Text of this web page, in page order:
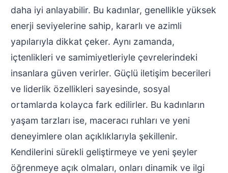
daha iyi anlayabilir. Bu kadınlar, genellikle yüksek
enerji seviyelerine sahip, kararlı ve azimli
yapılarıyla dikkat çeker. Aynı zamanda,
içtenlikleri ve samimiyetleriyle çevrelerindeki
insanlara güven verirler. Güçlü iletişim becerileri
ve liderlik özellikleri sayesinde, sosyal
ortamlarda kolayca fark edilirler. Bu kadınların
yaşam tarzları ise, maceracı ruhları ve yeni
deneyimlere olan açıklıklarıyla şekillenir.
Kendilerini sürekli geliştirmeye ve yeni şeyler
öğrenmeye açık olmaları, onları dinamik ve ilgi